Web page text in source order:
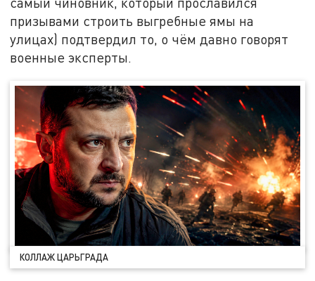
призывами строить выгребные ямы на
улицах) подтвердил то, о чём давно говорят
военные эксперты.
КОЛЛАЖ ЦАРЬГРАДА